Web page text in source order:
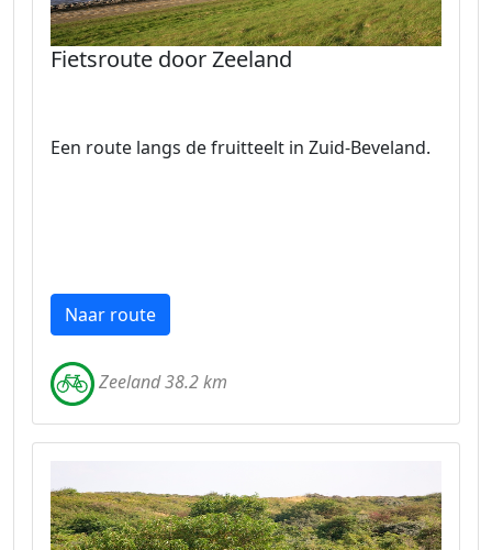
Fietsroute door Zeeland
Een route langs de fruitteelt in Zuid-Beveland.
Naar route
Zeeland 38.2 km